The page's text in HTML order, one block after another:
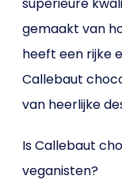
gemaakt van
heeft een rijke
Callebaut
van heerlijke
Is Callebaut
veganisten?